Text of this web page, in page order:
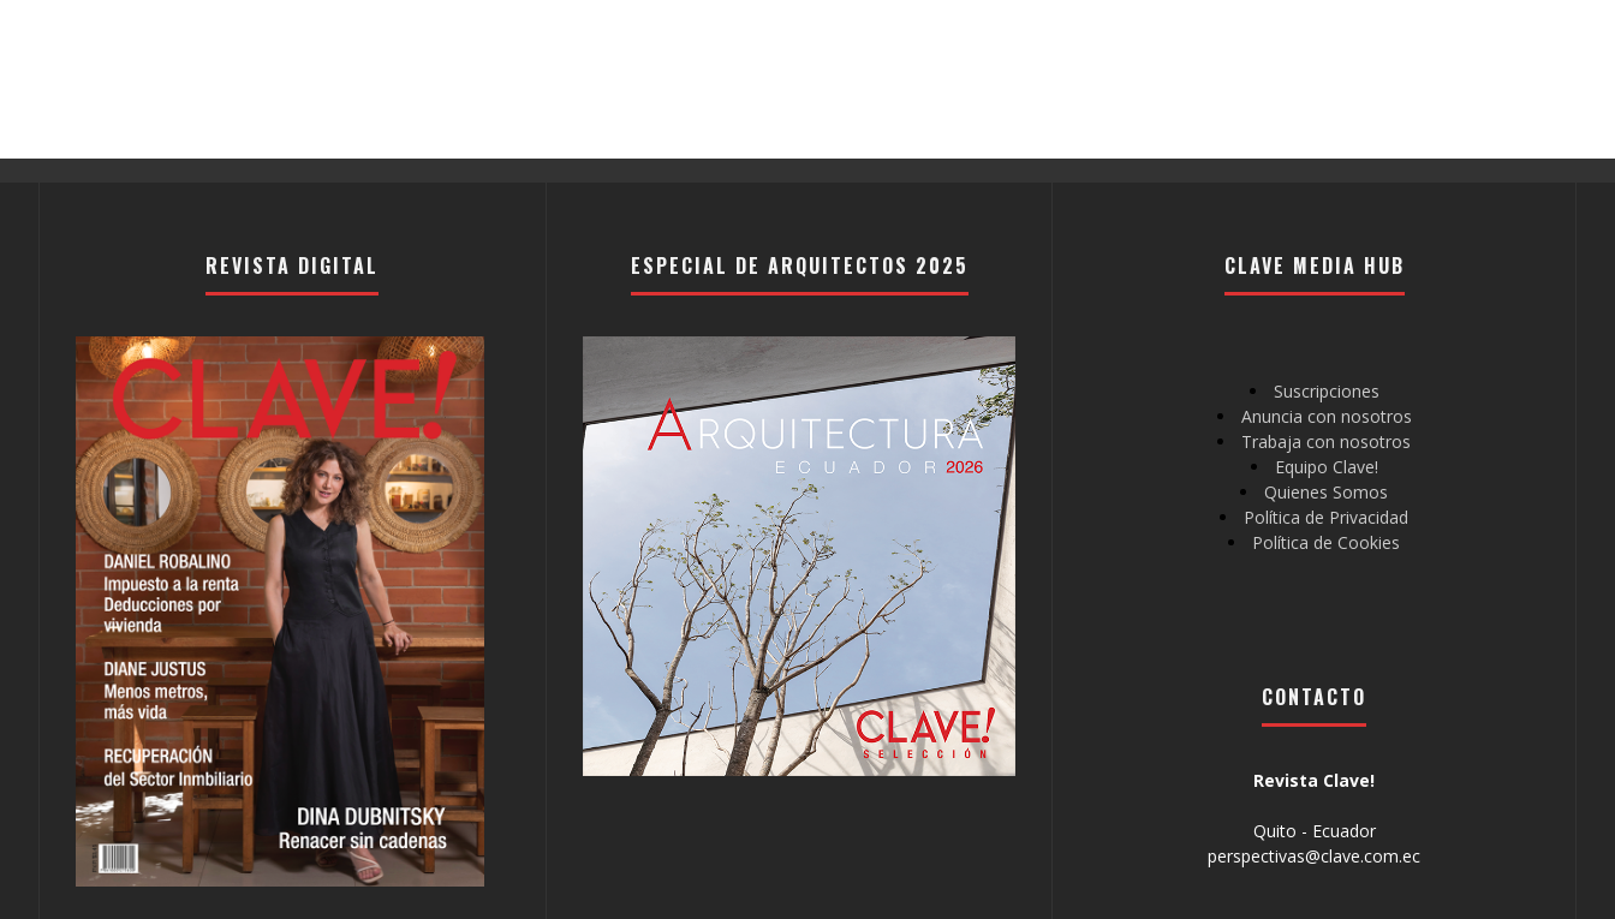
REVISTA DIGITAL ESPECIAL DE ARQUITECTOS 2025 CLAVE MEDIA HUB
Suscripciones
Anuncia con nosotros
Trabaja con nosotros
Equipo Clave!
Quienes Somos
Política de Privacidad
Política de Cookies
CONTACTO
Revista Clave!
Quito - Ecuador
perspectivas@clave.com.ec